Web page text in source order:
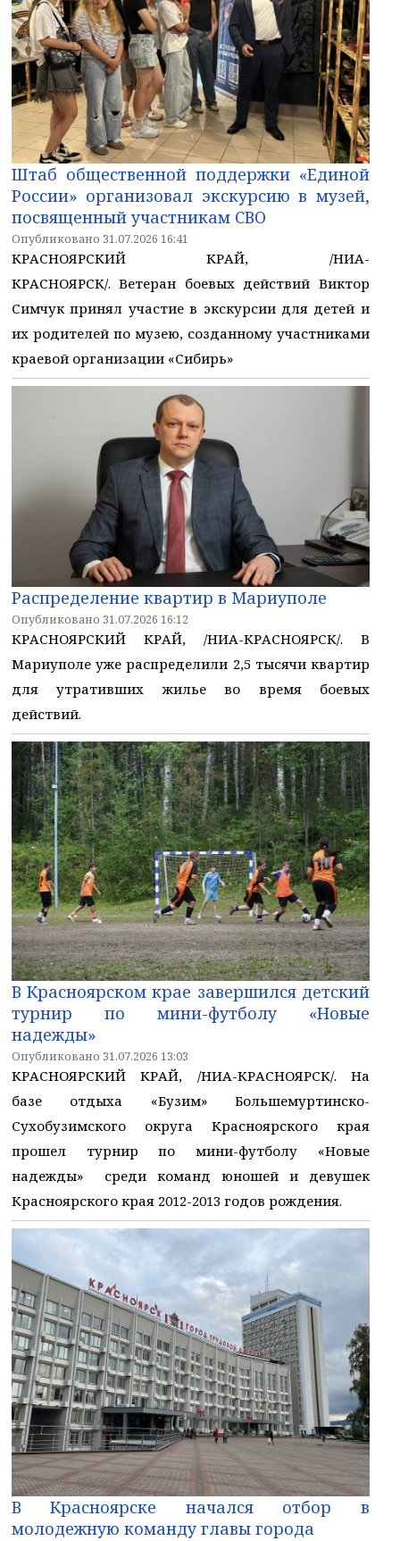
Штаб общественной поддержки «Единой
России» организовал экскурсию в музей,
посвященный участникам СВО
Опубликовано 31.07.2026 16:41
КРАСНОЯРСКИЙ КРАЙ, /НИА-
КРАСНОЯРСК/. Ветеран боевых действий Виктор
Симчук принял участие в экскурсии для детей и
их родителей по музею, созданному участниками
краевой организации «Сибирь»
Распределение квартир в Мариуполе
Опубликовано 31.07.2026 16:12
КРАСНОЯРСКИЙ КРАЙ, /НИА-КРАСНОЯРСК/. В
Мариуполе уже распределили 2,5 тысячи квартир
для утративших жилье во время боевых
действий.
В Красноярском крае завершился детский
турнир по мини-футболу «Новые
надежды»
Опубликовано 31.07.2026 13:03
КРАСНОЯРСКИЙ КРАЙ, /НИА-КРАСНОЯРСК/. На
базе отдыха «Бузим» Большемуртинско-
Сухобузимского округа Красноярского края
прошел турнир по мини-футболу «Новые
надежды» среди команд юношей и девушек
Красноярского края 2012-2013 годов рождения.
В Красноярске начался отбор в
молодежную команду главы города